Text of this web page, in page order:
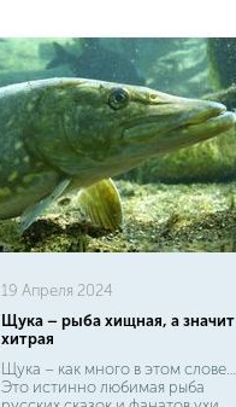
19 Апреля 2024
Щука – рыба хищная, а значит
хитрая
Щука – как много в этом слове…
Это истинно любимая рыба